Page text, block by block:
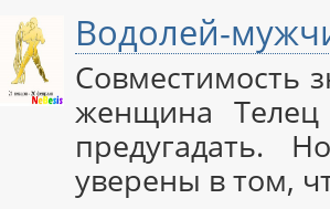
Водолей-
Совместимость
женщина Телец
предугадать.
уверены в том,